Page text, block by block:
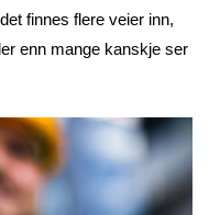
finnes flere veier inn,
enn mange kanskje ser